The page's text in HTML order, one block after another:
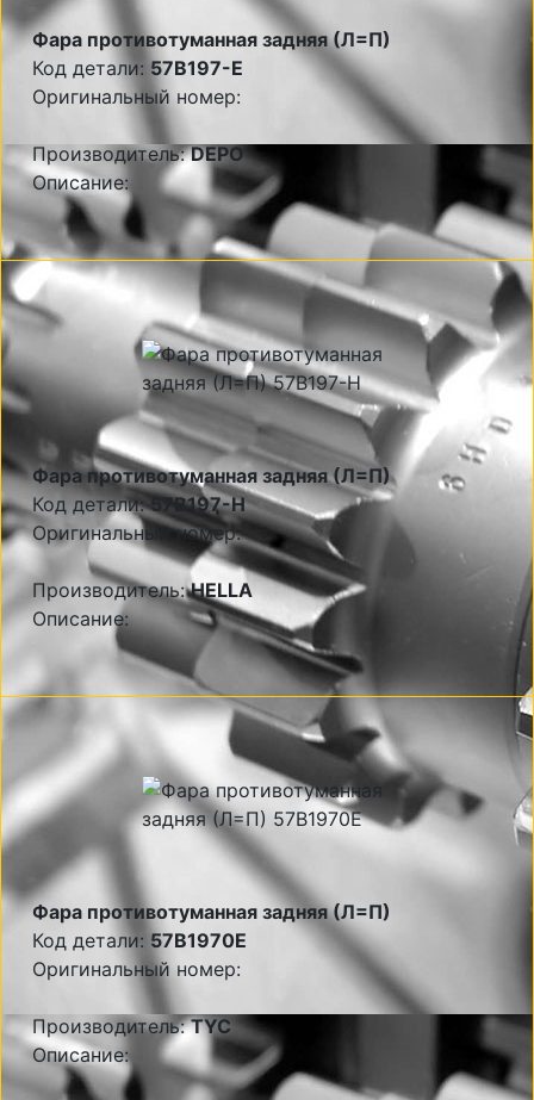
Фара противотуманная задняя (Л=П)
Код детали: 57B197-E
Оригинальный номер:
Производитель:DEPO
Описание:
Фара противотуманная задняя (Л=П)
Код детали:57B197-H
Оригинальный номер:
Производитель:HELLA
Описание:
Фара противотуманная задняя (Л=П)
Код детали: 57B1970E
Оригинальный номер:
Производитель:TYC
Описание: